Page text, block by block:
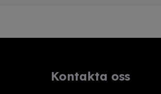
Kontakta oss